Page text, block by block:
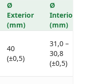
Ø
Exterior
(mm)
Ø
Interior
(mm)
40
(±0,5)
31,0 –
30,8
(±0,5)